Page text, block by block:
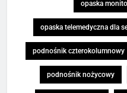
opaska
opaska telemedyczna dla
podnośnik czterokolumnowy
podnośnik nożycowy